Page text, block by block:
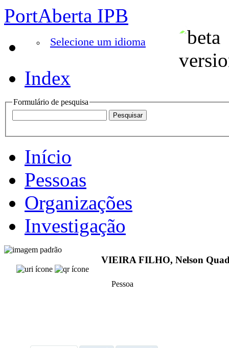
PortAberta IPB
Selecione um idioma
Index
Formulário de pesquisa
Início
Pessoas
Organizações
Investigação
VIEIRA FILHO, Nelson
Pessoa